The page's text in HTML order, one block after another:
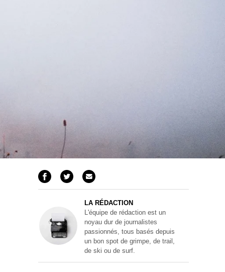
LA RÉDACTION
L'équipe de rédaction est un
noyau dur de journalistes
passionnés, tous basés depuis
un bon spot de grimpe, de trail,
de ski ou de surf.